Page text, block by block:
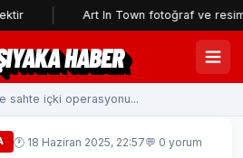
Art In Town fotoğraf ve resim
HABER
sahte içki operasyonu...
🕐 18 Haziran 2025, 22:57💬 0 yorum